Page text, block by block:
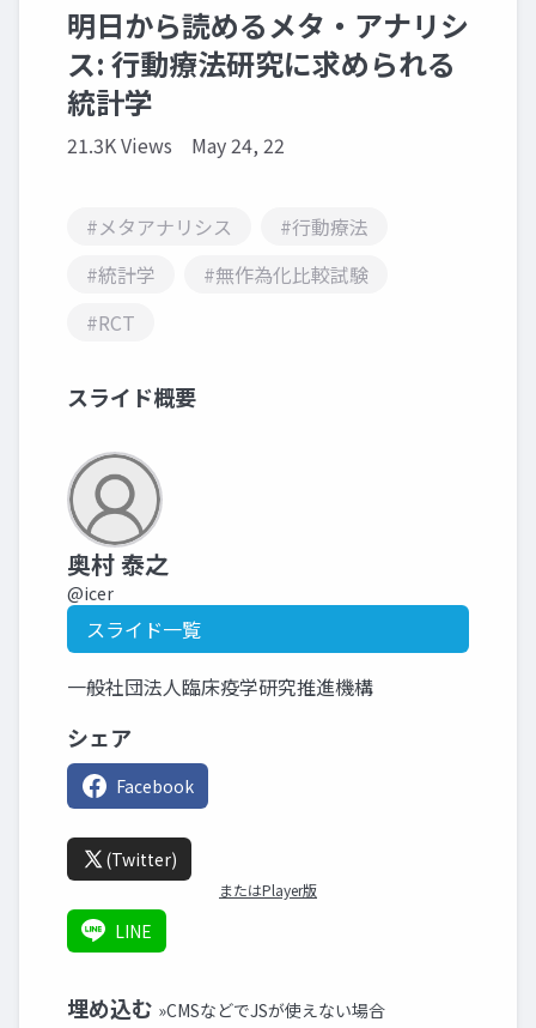
明日から読めるメタ・アナリシ
ス: ⾏動療法研究に求められる
統計学
21.3K Views May 24, 22
#メタアナリシス
#行動療法
#統計学
#無作為化比較試験
#RCT
スライド概要
奥村 泰之
@icer
スライド一覧
一般社団法人臨床疫学研究推進機構
シェア
Facebook
(Twitter)
またはPlayer版
LINE
埋め込む »CMSなどでJSが使えない場合